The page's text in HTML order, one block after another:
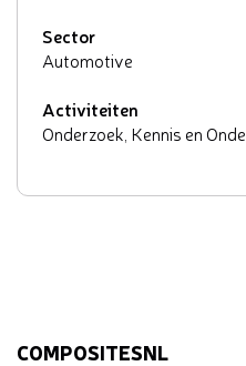
Sector
Automotive
Activiteiten
Onderzoek, Kennis en
COMPOSITESNL